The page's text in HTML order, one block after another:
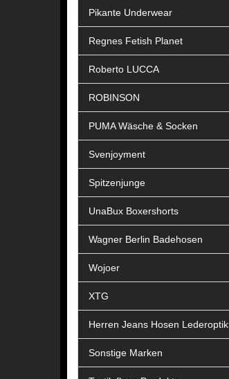
Pikante Underwear
Regnes Fetish Planet
Roberto LUCCA
ROBINSON
PUMA Wäsche & Socken
Svenjoyment
Spitzenjunge
UnaBux Boxershorts
Wagner Berlin Badehosen
Wojoer
XTG
Herren Jeans Hosen Lederoptik
Sonstige Marken